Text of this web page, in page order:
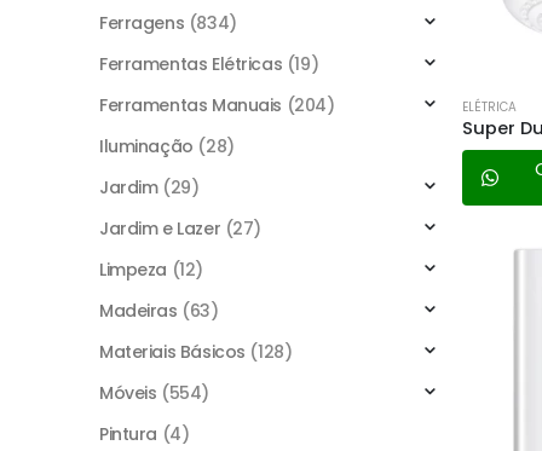
ELÉTRICA
Ferragens (834)
Ferramentas Elétricas (19)
Ferramentas Manuais (204)
Iluminação (28)
Jardim (29)
Jardim e Lazer (27)
Limpeza (12)
Madeiras (63)
Materiais Básicos (128)
Móveis (554)
Pintura (4)